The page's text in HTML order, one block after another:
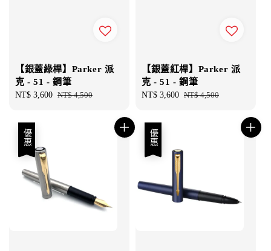
【銀蓋綠桿】Parker 派
克 - 51 - 鋼筆
Sale
NT$ 3,600 Regular
NT$ 4,500
【銀蓋紅桿】Parker 派
克 - 51 - 鋼筆
Sale
NT$ 3,600 Regular
NT$ 4,500
優惠 優惠